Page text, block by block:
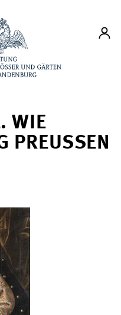
Konto
WIE
W